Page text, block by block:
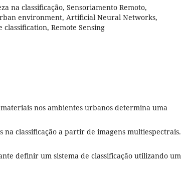
na classificação, Sensoriamento Remoto,
environment, Artificial Neural Networks,
Remote Sensing
nos ambientes urbanos determina uma
na classificação a partir de imagens multiespectrais.
definir um sistema de classificação utilizando um